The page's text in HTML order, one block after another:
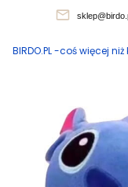
BIRDO.PL -coś więcej niż